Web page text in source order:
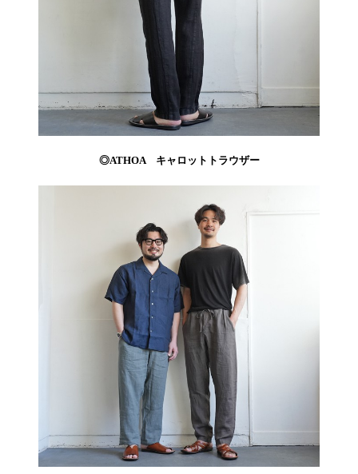
◎ATHOA キャロットトラウザー